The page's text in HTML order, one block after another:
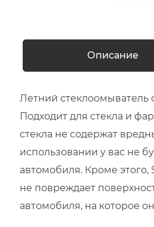
Описание
Летний
Подходит для стекла и
стекла не содержат
использовании у вас не
автомобиля. Кроме
не повреждает
автомобиля, на которое